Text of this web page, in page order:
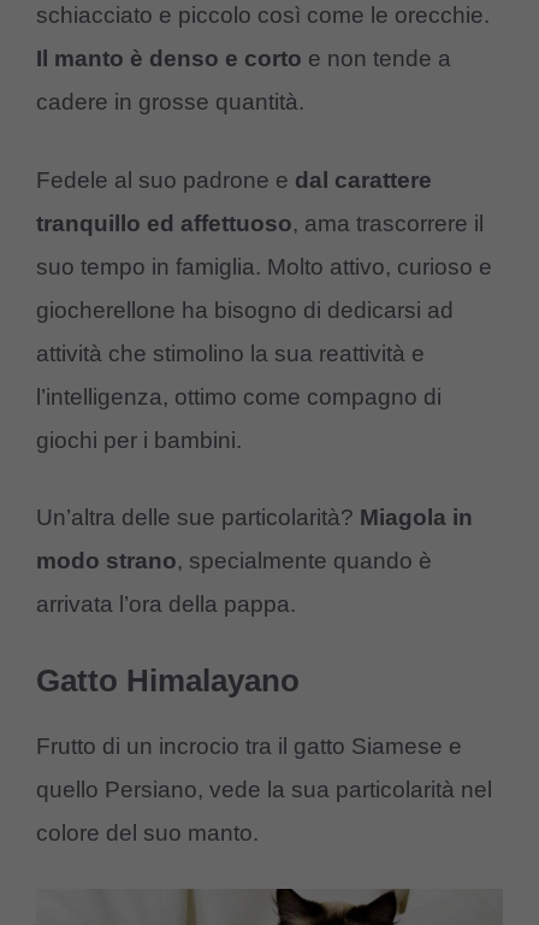
schiacciato e piccolo così come le orecchie.
Il manto è denso e corto e non tende a
cadere in grosse quantità.
Fedele al suo padrone e dal carattere
tranquillo ed affettuoso, ama trascorrere il
suo tempo in famiglia. Molto attivo, curioso e
giocherellone ha bisogno di dedicarsi ad
attività che stimolino la sua reattività e
l’intelligenza, ottimo come compagno di
giochi per i bambini.
Un’altra delle sue particolarità? Miagola in
modo strano, specialmente quando è
arrivata l’ora della pappa.
Gatto Himalayano
Frutto di un incrocio tra il gatto Siamese e
quello Persiano, vede la sua particolarità nel
colore del suo manto.